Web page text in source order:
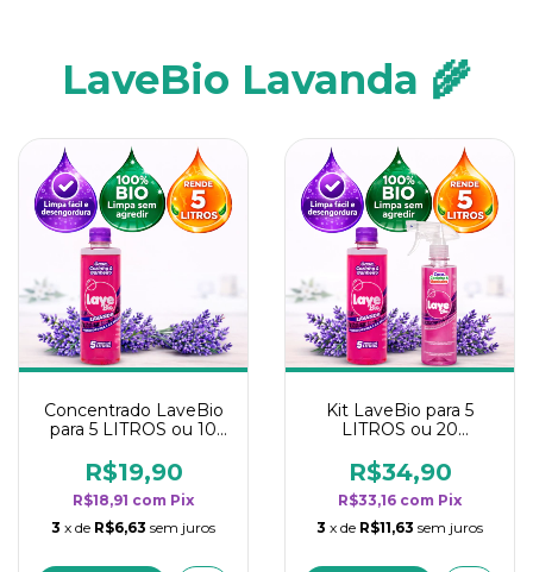
LaveBio Lavanda 🌾
Concentrado LaveBio
para 5 LITROS ou 10
rendimento da
categoria - Lavanda
R$19,90
R$18,91 com Pix
3 x de R$6,63 sem juros
Kit LaveBio para 5
LITROS ou 20
rendimento da
categoria - Lavanda
R$34,90
R$33,16 com Pix
3 x de R$11,63 sem juros